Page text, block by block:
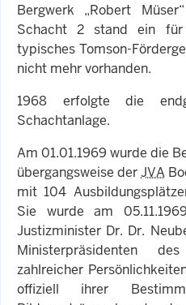
Bergwerk „Robert
Schacht 2 stand ein für
typisches Tomson-
nicht mehr vorhanden.
1968 erfolgte die
Schachtanlage.
Am 01.01.1969 wurde die
übergangsweise derJVA
mit 104
Sie wurde am
Justizminister Dr. Dr.
Ministerpräsidenten
zahlreicher
offiziell ihrer